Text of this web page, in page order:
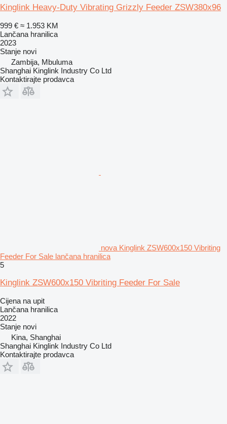
Kinglink Heavy-Duty Vibrating Grizzly Feeder ZSW380x96
999 € ≈ 1.953 KM
Lančana hranilica
2023
Stanje novi
Zambija, Mbuluma
Shanghai Kinglink Industry Co Ltd
Kontaktirajte prodavca
nova Kinglink ZSW600x150 Vibriting
Feeder For Sale lančana hranilica
5
Kinglink ZSW600x150 Vibriting Feeder For Sale
Cijena na upit
Lančana hranilica
2022
Stanje novi
Kina, Shanghai
Shanghai Kinglink Industry Co Ltd
Kontaktirajte prodavca